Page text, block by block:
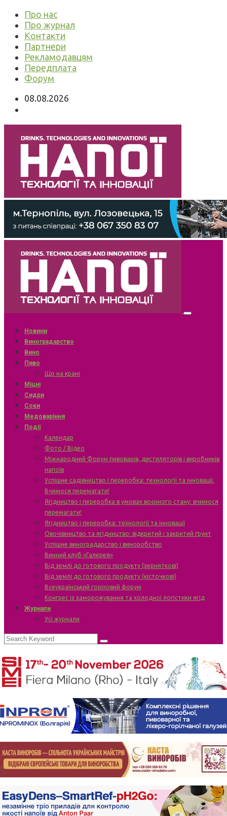
Про нас
Про журнал
Контакти
Партнери
Рекламодавцям
Передплата
Форум
08.08.2026
Новини
Виноградарство
Вино
Пиво
Що на крані
Міцні
Сидри
Соки
Медоваріння
Події
Календар
Фото / Відео
Міжнародний Форум пивоварів, дистиляторів і виробників
напоїв
Успішне садівництво і переробка: технології та інновації.
Вчимося перемагати!
Ягідництво і переробка в умовах воєнного стану: вчимося
перемагати!
Ягідництво і переробка: технології та інновації
Овочівництво та ягідництво: відкритий і закритий ґрунт
Успішне виноградарство і виноробство
Винний клуб «Галерея»
Від землі до готового продукту (зерняткові)
Від землі до готового продукту (кісточкові)
Всеукраїнський горіховий форум
Конгрес із заморожування та холодної логістики ягід
Журнали
Усі журнали